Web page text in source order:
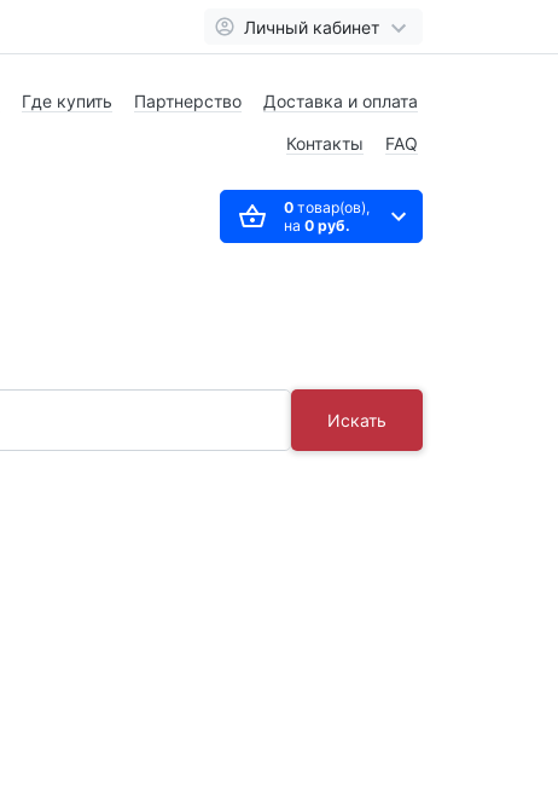
Личный кабинет
Где купить Партнерство Доставка и оплата
Контакты FAQ
0товар(ов),
на 0 руб.
Искать